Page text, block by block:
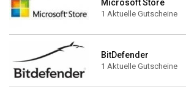
Microsoft Store
1 Aktuelle Gutscheine
BitDefender
1 Aktuelle Gutscheine